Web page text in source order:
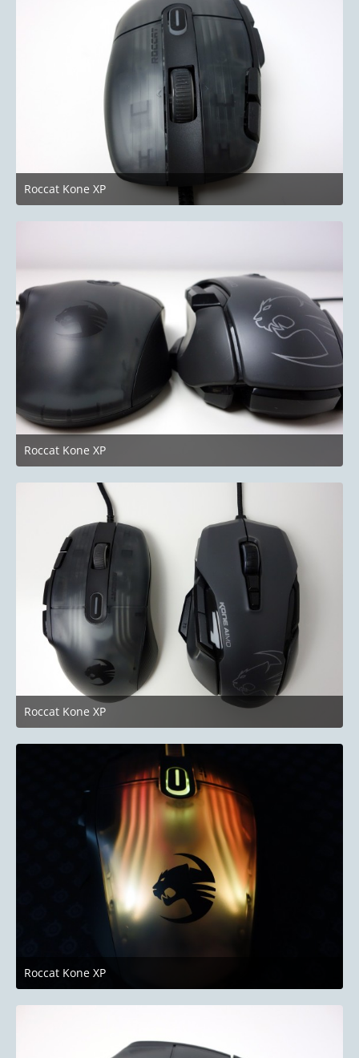
Roccat Kone XP
24. Juni 2023 um 19:58
Roccat Kone XP
24. Juni 2023 um 19:58
Roccat Kone XP
24. Juni 2023 um 19:58
Roccat Kone XP
24. Juni 2023 um 19:58